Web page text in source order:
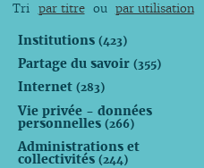
Tri par titre ou par utilisation
Institutions (423)
Partage du savoir (355)
Internet (283)
Vie privée - données
personnelles (266)
Administrations et
collectivités (244)